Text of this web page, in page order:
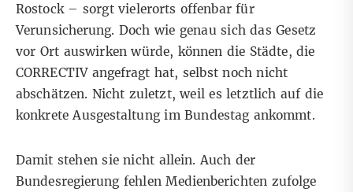
Rostock – sorgt vielerorts offenbar für
Verunsicherung. Doch wie genau sich das Gesetz
vor Ort auswirken würde, können die Städte, die
CORRECTIV angefragt hat, selbst noch nicht
abschätzen. Nicht zuletzt, weil es letztlich auf die
konkrete Ausgestaltung im Bundestag ankommt.
Damit stehen sie nicht allein. Auch der
Bundesregierung fehlenMedienberichten zufolge